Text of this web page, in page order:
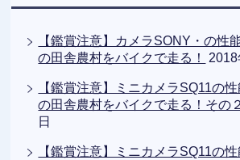
【鑑賞注意】カメラSONY・の性
の田舎農村をバイクで走る！
2018
【鑑賞注意】ミニカメラSQ11の
の田舎農村をバイクで走る！その２
日
【鑑賞注意】ミニカメラSQ11の